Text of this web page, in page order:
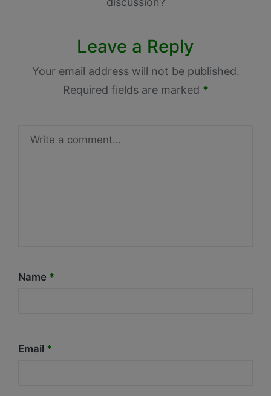
Leave a Reply
Your email address will not be published.
Required fields are marked *
Name *
Email *